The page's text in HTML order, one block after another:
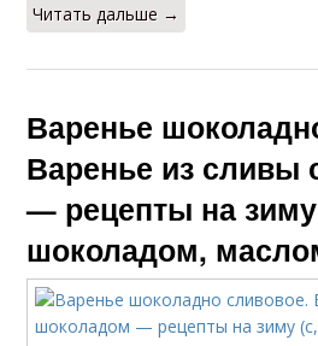
Читать дальше →
Варенье
Варенье из сливы
— рецепты на зиму
шоколадом,